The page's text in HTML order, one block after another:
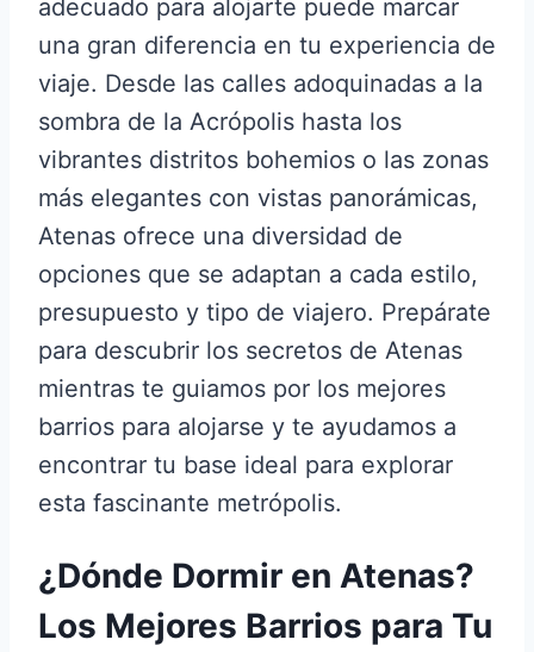
adecuado para alojarte puede marcar
una gran diferencia en tu experiencia de
viaje. Desde las calles adoquinadas a la
sombra de la Acrópolis hasta los
vibrantes distritos bohemios o las zonas
más elegantes con vistas panorámicas,
Atenas ofrece una diversidad de
opciones que se adaptan a cada estilo,
presupuesto y tipo de viajero. Prepárate
para descubrir los secretos de Atenas
mientras te guiamos por los mejores
barrios para alojarse y te ayudamos a
encontrar tu base ideal para explorar
esta fascinante metrópolis.
¿Dónde Dormir en Atenas?
Los Mejores Barrios para Tu